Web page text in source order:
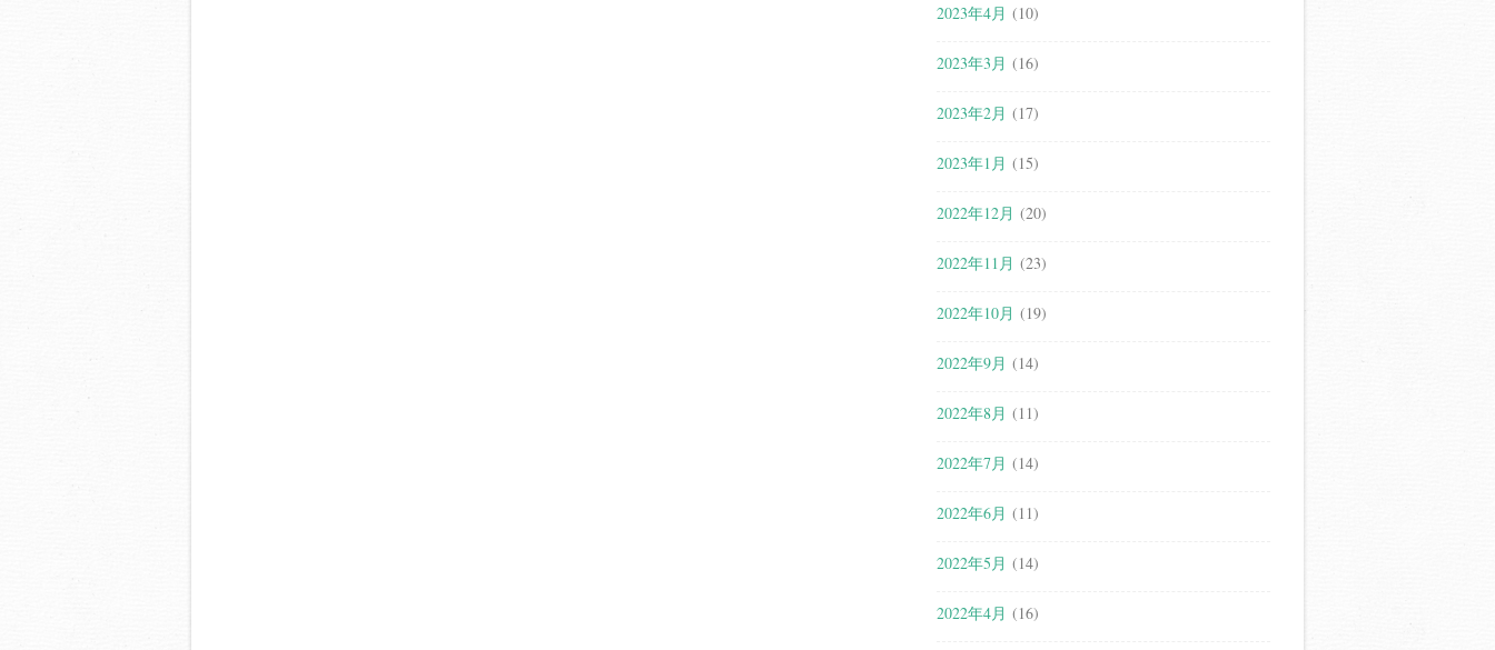
2023年4月 (10)
2023年3月 (16)
2023年2月 (17)
2023年1月 (15)
2022年12月 (20)
2022年11月 (23)
2022年10月 (19)
2022年9月 (14)
2022年8月 (11)
2022年7月 (14)
2022年6月 (11)
2022年5月 (14)
2022年4月 (16)